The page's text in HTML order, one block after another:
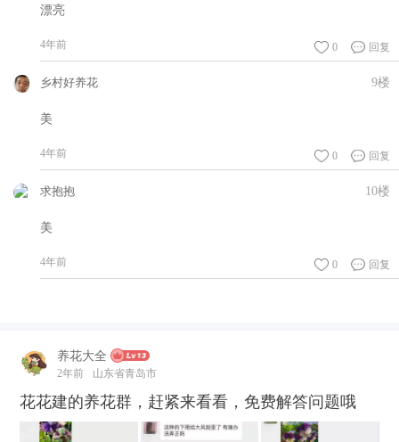
漂亮
4年前 回复
0
乡村好养花 9楼
美
4年前 回复
0
求抱抱 10楼
美
4年前 回复
0
养花大全
2年前 山东省青岛市
花花建的养花群，赶紧来看看，免费解答问题哦